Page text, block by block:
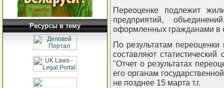
Ресурсы в тему
Переоценке подлежит
предприятий,
оформленных гражданами в
По результатам
составляют
"Отчет о результатах
его органам
не позднее 15 марта т.г.